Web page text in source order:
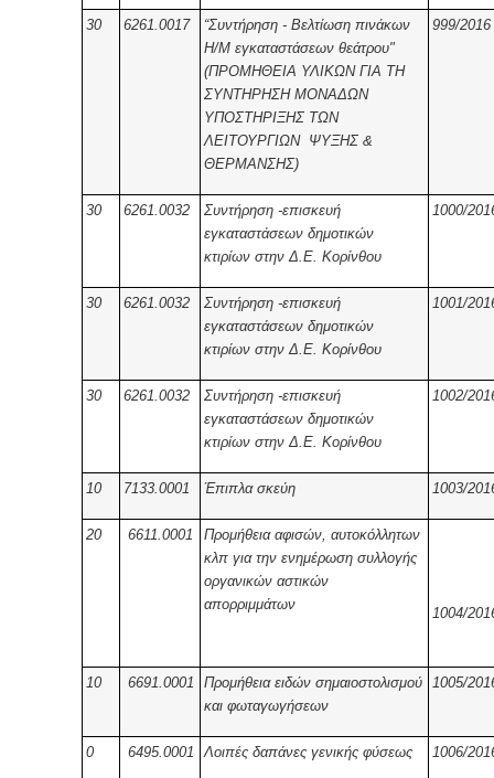
30 6261.0017
“Συντήρηση - Βελτίωση πινάκων
Η/Μ εγκαταστάσεων θεάτρου"
(ΠΡΟΜΗΘΕΙΑ ΥΛΙΚΩΝ ΓΙΑ ΤΗ
ΣΥΝΤΗΡΗΣΗ ΜΟΝΑΔΩΝ
ΥΠΟΣΤΗΡΙΞΗΣ ΤΩΝ
ΛΕΙΤΟΥΡΓΙΩΝ ΨΥΞΗΣ &
ΘΕΡΜΑΝΣΗΣ)
999/2016
30 6261.0032
Συντήρηση -επισκευή
εγκαταστάσεων δημοτικών
κτιρίων στην Δ.Ε. Κορίνθου
1000/
30 6261.0032
Συντήρηση -επισκευή
εγκαταστάσεων δημοτικών
κτιρίων στην Δ.Ε. Κορίνθου
1001/
30 6261.0032
Συντήρηση -επισκευή
εγκαταστάσεων δημοτικών
κτιρίων στην Δ.Ε. Κορίνθου
1002/
10 7133.0001 Έπιπλα σκεύη 1003/
20 6611.0001
Προμήθεια αφισών, αυτοκόλλητων
κλπ για την ενημέρωση συλλογής
οργανικών αστικών
απορριμμάτων
1004/
10 6691.0001
Προμήθεια ειδών σημαιοστολισμού
και φωταγωγήσεων
1005/
0 6495.0001 Λοιπές δαπάνες γενικής φύσεως 1006/